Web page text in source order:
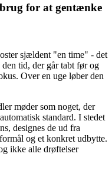
for at gentænke
sjældent "en time" - det
tid, der går tabt før og
Over en uge løber den
møder som noget, der
standard. I stedet
designes de ud fra
og et konkret udbytte.
ikke alle drøftelser